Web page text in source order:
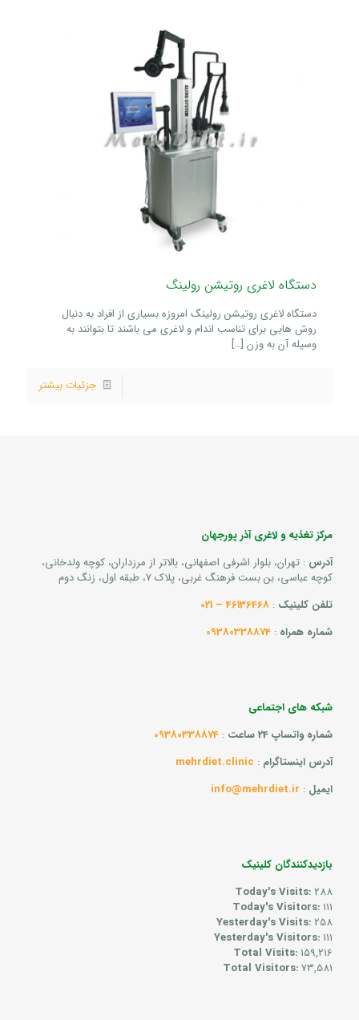
دستگاه لاغری روتیشن رولینگ
دستگاه لاغری روتیشن رولینگ امروزه بسیاری از افراد به دنبال
روش هایی برای تناسب اندام و لاغری می باشند تا بتوانند به
وسیله آن به وزن […]
جزئیات بیشتر
مرکز تغذیه و لاغری آذر پورجهان
آدرس : تهران، بلوار اشرفی اصفهانی، بالاتر از مرزداران، کوچه ولدخانی،
کوچه عباسی، بن بست فرهنگ غربی، پلاک 7، طبقه اول، زنگ دوم
تلفن کلینیک :
46136468 – 021
شماره همراه :
09380338874
شبکه های اجتماعی
شماره واتساپ 24 ساعت
:
09380338874
آدرس اینستاگرام :
mehrdiet.clinic
ایمیل :
info@mehrdiet.ir
بازدیدکنندگان کلینیک
Today's Visits:288
Today's Visitors:111
Yesterday's Visits:258
Yesterday's Visitors:111
Total Visits:159,216
Total Visitors:73,581